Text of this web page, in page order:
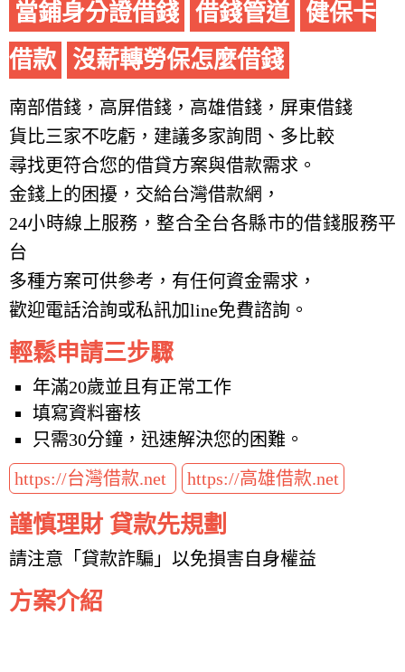
當鋪身分證借錢 借錢管道
健保卡
借款
沒薪轉勞保怎麼借錢
南部借錢，高屏借錢，高雄借錢，屏東借錢
貨比三家不吃虧，建議多家詢問、多比較
尋找更符合您的借貸方案與借款需求。
金錢上的困擾，交給台灣借款網，
24小時線上服務，整合全台各縣市的借錢服務平
台
多種方案可供參考，有任何資金需求，
歡迎電話洽詢或私訊加line免費諮詢。
輕鬆申請三步驟
年滿20歲並且有正常工作
填寫資料審核
只需30分鐘，迅速解決您的困難。
https://台灣借款.net
https://高雄借款.net
謹慎理財 貸款先規劃
請注意「貸款詐騙」以免損害自身權益
方案介紹